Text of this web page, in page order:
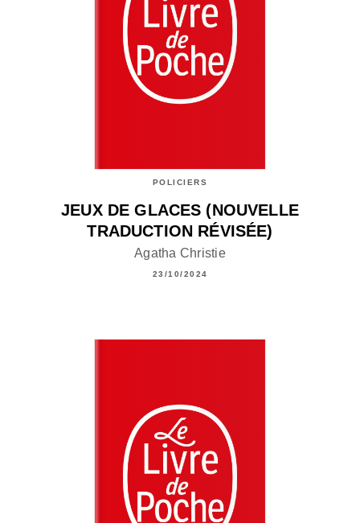
POLICIERS
JEUX DE GLACES (NOUVELLE
TRADUCTION RÉVISÉE)
Agatha Christie
23/10/2024